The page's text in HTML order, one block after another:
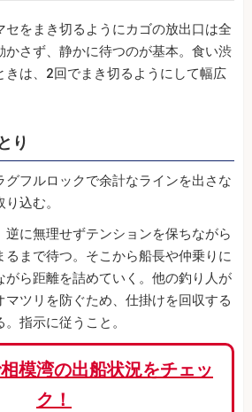
セをまき切るようにカゴの放出口は全
かさず、静かに待つのが基本。食い渋
きは、2回でまき切るようにして幅広
り
グフルロックで余計なラインを出さな
込む。
逆に無理せずテンションを保ちながら
るまで待つ。そこから船長や仲乗りに
がら距離を詰めていく。他の釣り人が
ツリを防ぐため、仕掛けを回収する
指示に従うこと。
模湾の出船状況をチェッ
ク！